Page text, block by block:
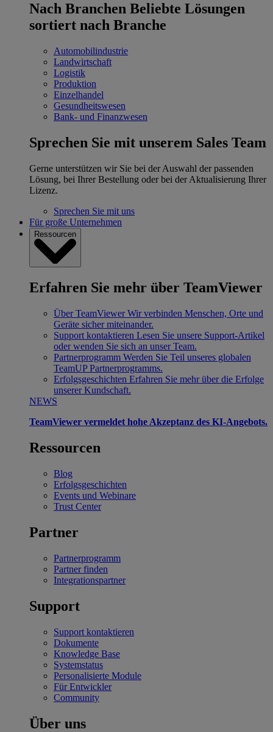
Nach Branchen Beliebte Lösungen
sortiert nach Branche
Automobilindustrie
Landwirtschaft
Logistik
Produktion
Einzelhandel
Gesundheitswesen
Bank- und Finanzwesen
Sprechen Sie mit unserem Sales Team
Gerne unterstützen wir Sie bei der Auswahl der passenden
Lösung, bei Ihrer Bestellung oder bei der Aktualisierung Ihrer
Lizenz.
Sprechen Sie mit uns
Für große Unternehmen
Ressourcen
Erfahren Sie mehr über TeamViewer
Über TeamViewer Wir verbinden Menschen, Orte und
Geräte sicher miteinander.
Support kontaktieren Lesen Sie unsere Support-Artikel
oder wenden Sie sich an unser Team.
Partnerprogramm Werden Sie Teil unseres globalen
TeamUP Partnerprogramms.
Erfolgsgeschichten Erfahren Sie mehr über die Erfolge
unserer Kundschaft.
NEWS
TeamViewer vermeldet hohe Akzeptanz des KI-Angebots.
Ressourcen
Blog
Erfolgsgeschichten
Events und Webinare
Trust Center
Partner
Partnerprogramm
Partner finden
Integrationspartner
Support
Support kontaktieren
Dokumente
Knowledge Base
Systemstatus
Personalisierte Module
Für Entwickler
Community
Über uns